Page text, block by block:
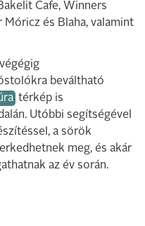
Cafe, Winners
Móricz és Blaha, valamint
beváltható
térkép is
Utóbbi segítségével
a sörök
meg, és akár
az év során.